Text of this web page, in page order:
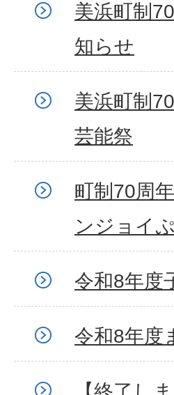
美浜町制
知らせ
美浜町制
芸能祭
町制70周
ンジョイ
令和8年度
令和8年度